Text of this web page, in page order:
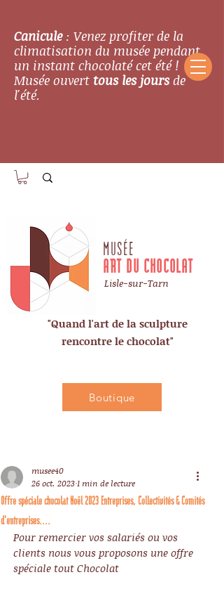
Canicule: Venez profiter de la
climatisation du musée pendant
un instant chocolaté cet été !
Musée ouverttous les joursde
l'été.
"Quand l'art de la sculpture
rencontre le chocolat"
Lisle-sur-Tarn
MUSÉE
ART DU CHOCOLAT
Boutique
Offre spéciale chocolat Noël 2023 Entreprises, Collectivités & Comités
d'entreprises....
musee40
26 oct. 20231 min de lecture
Pour remercier vos salariés ou vos
clients nous vous proposons une offre
spéciale tout Chocolat